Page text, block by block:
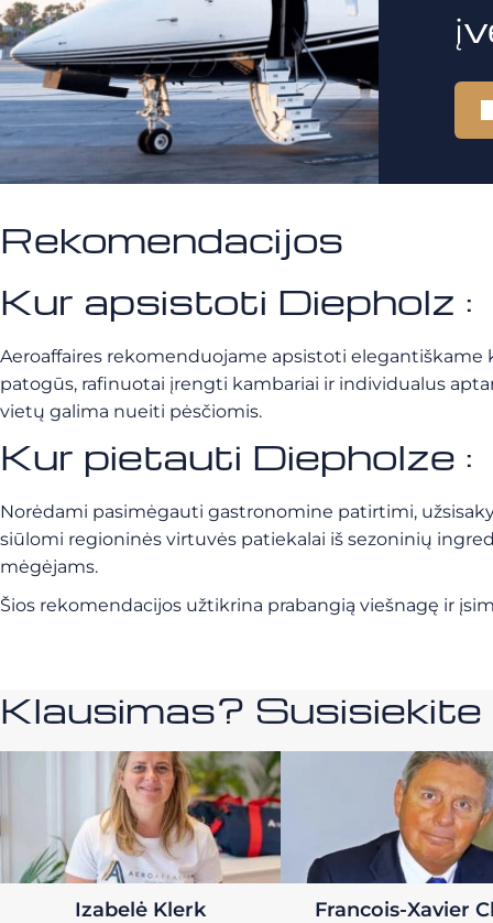
Rekomendacijos
Kur apsistoti Diepholz :
Aeroaffaires rekomenduojame apsistoti elegantiškame
patogūs, rafinuotai įrengti kambariai ir individualus
vietų galima nueiti pėsčiomis.
Kur pietauti Diepholze :
Norėdami pasimėgauti gastronomine patirtimi,
siūlomi regioninės virtuvės patiekalai iš sezoninių
mėgėjams.
Šios rekomendacijos užtikrina prabangią viešnagę ir
Klausimas? Susisiekite
Izabelė Klerk Francois-Xavier